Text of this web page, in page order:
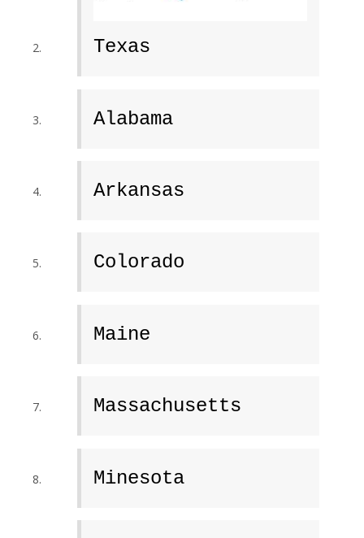
Texas
Alabama
Arkansas
Colorado
Maine
Massachusetts
Minesota